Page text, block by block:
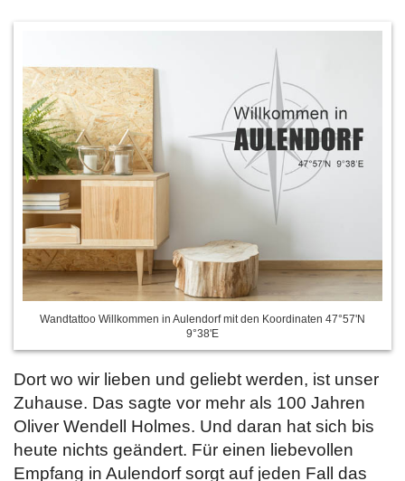
Wandtattoo Willkommen in Aulendorf mit den Koordinaten 47°57'N
9°38'E
Dort wo wir lieben und geliebt werden, ist unser
Zuhause. Das sagte vor mehr als 100 Jahren
Oliver Wendell Holmes. Und daran hat sich bis
heute nichts geändert. Für einen liebevollen
Empfang in Aulendorf sorgt auf jeden Fall das